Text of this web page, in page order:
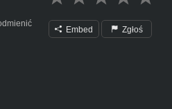
Embed Zgłoś